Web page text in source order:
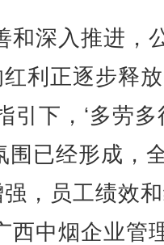
深入推进，
利正逐步释
引下，‘多劳
围已经形成，
，员工绩效
西中烟企业管